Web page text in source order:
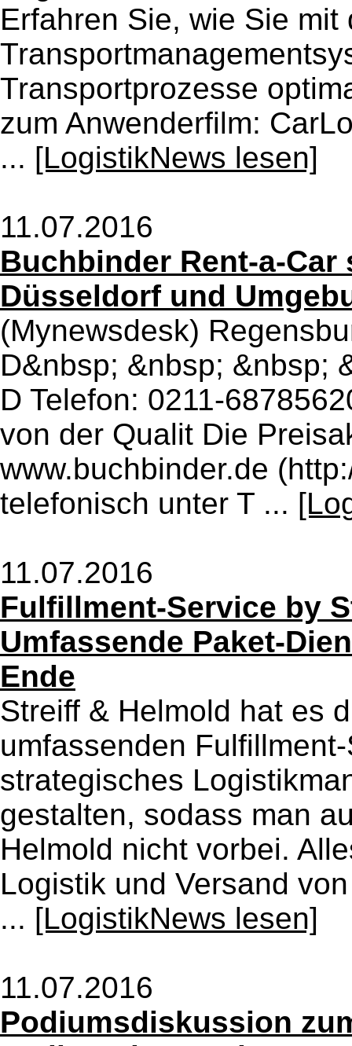
Erfahren Sie, wie Sie mit
Transportprozesse
zum Anwenderfilm:
... [LogistikNews lesen]
11.07.2016
Buchbinder Rent-a-
Düsseldorf und
(Mynewsdesk)
D&nbsp; &nbsp; &nbsp;
D Telefon: 0211-
von der Qualit Die
www.buchbinder.de
telefonisch unter T ...
11.07.2016
Fulfillment-Service by
Umfassende Paket-
Ende
Streiff & Helmold hat es
umfassenden
strategisches
gestalten, sodass man
Helmold nicht vorbei.
Logistik und Versand
... [LogistikNews lesen]
11.07.2016
Podiumsdiskussion